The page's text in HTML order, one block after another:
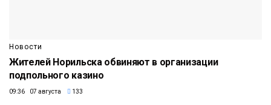
Новости
Жителей Норильска обвиняют в организации
подпольного казино
09:36 07 августа 133